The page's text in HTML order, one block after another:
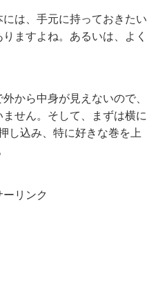
は、手元に持っておきたい
ますよね。あるいは、よく
から中身が見えないので、
せん。そして、まずは横に
し込み、特に好きな巻を上
リンク